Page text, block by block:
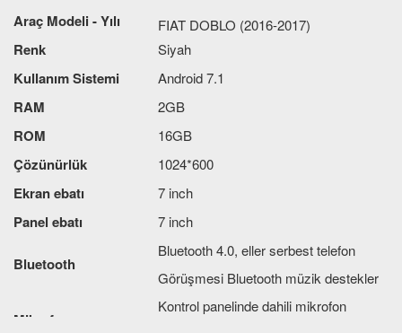
Araç Modeli - Yılı FIAT DOBLO (2016-2017)
Renk Siyah
Kullanım Sistemi Android 7.1
RAM 2GB
ROM 16GB
Çözünürlük 1024*600
Ekran ebatı 7 inch
Panel ebatı 7 inch
Bluetooth
Bluetooth 4.0, eller serbest telefon
Görüşmesi Bluetooth müzik destekler
Mikrofon
Kontrol panelinde dahili mikrofon